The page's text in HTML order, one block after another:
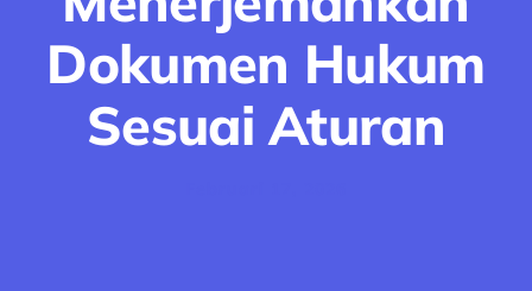
Dokumen Hukum
Sesuai Aturan